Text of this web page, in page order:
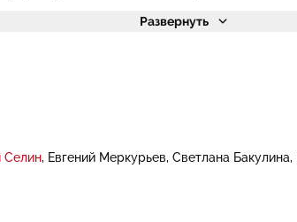
Развернуть
Селин Евгений Меркурьев Светлана Бакулина